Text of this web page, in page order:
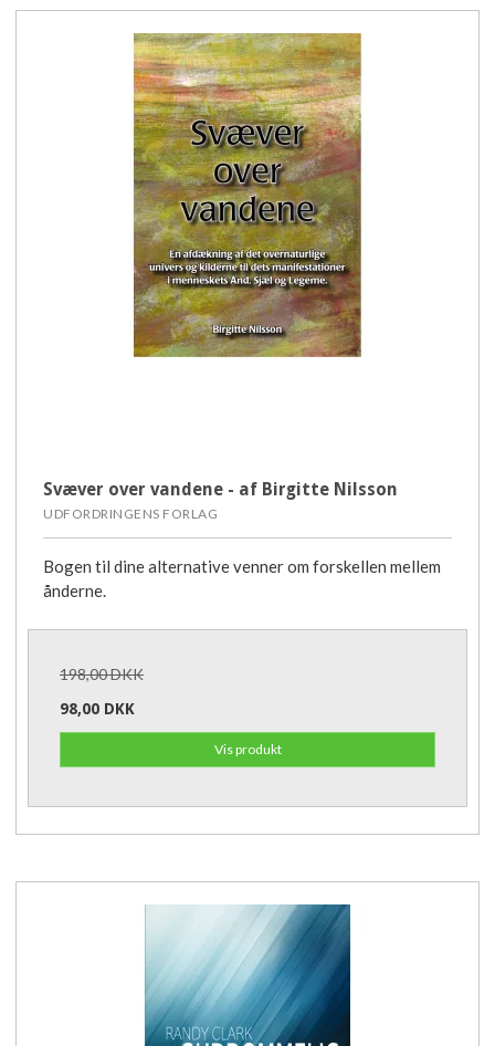
Svæver over vandene - af Birgitte Nilsson
UDFORDRINGENS FORLAG
Bogen til dine alternative venner om forskellen mellem
ånderne.
198,00 DKK
98,00 DKK
Vis produkt